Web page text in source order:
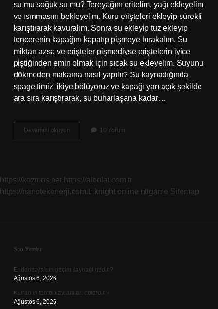
su mu soğuk su mu? Tereyağını eritelim, yağı ekleyelim
ve ısınmasını bekleyelim. Kuru erişteleri ekleyip sürekli
karıştırarak kavuralım. Sonra su ekleyip tuz ekleyip
tencerenin kapağını kapatıp pişmeye bırakalım. Su
miktarı azsa ve erişteler pişmediyse eriştelerin iyice
piştiğinden emin olmak için sıcak su ekleyelim. Suyunu
dökmeden makarna nasıl yapılır? Su kaynadığında
spagettimizi ikiye bölüyoruz ve kapağı yarı açık şekilde
ara sıra karıştırarak, su buharlaşana kadar…
Devamını okuyun Kavurma
Makarna
10 Yorum
https://kozmos.net https://albolat.com.tr
https://nanotekenerji.com.tr knight online nttgame Sitemap
Sidebar
Son Yazılar
Endonezya’nın geçim kaynağı nedir ?
Ağustos 6, 2026
Kur’an’ın temel kavramları nelerdir ?
Ağustos 6, 2026